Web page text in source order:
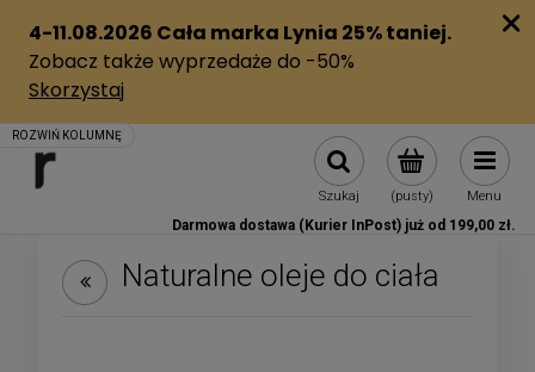
(pusty)
Szukaj Menu
Darmowa dostawa (Kurier InPost) już od 199,00 zł.
Naturalne oleje do ciała